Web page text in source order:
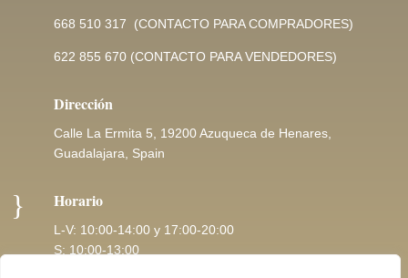
668 510 317 (CONTACTO PARA COMPRADORES)
622 855 670(CONTACTO PARA VENDEDORES)
Dirección
Calle La Ermita 5, 19200 Azuqueca de Henares,
Guadalajara, Spain
} Horario
L-V: 10:00-14:00 y 17:00-20:00
S: 10:00-13:00